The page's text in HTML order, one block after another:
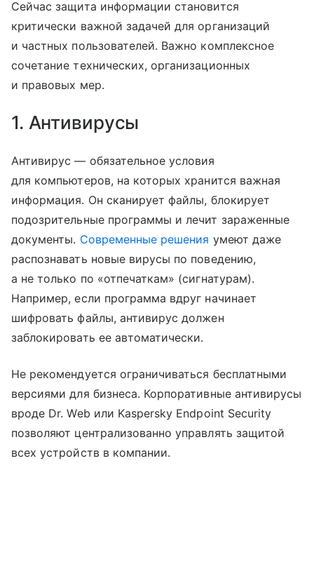
Сейчас защита информации становится
критически важной задачей для организаций
и частных пользователей. Важно комплексное
сочетание технических, организационных
и правовых мер.
1. Антивирусы
Антивирус — обязательное условия
для компьютеров, на которых хранится важная
информация. Он сканирует файлы, блокирует
подозрительные программы и лечит зараженные
документы. Современные решения умеют даже
распознавать новые вирусы по поведению,
а не только по «отпечаткам» (сигнатурам).
Например, если программа вдруг начинает
шифровать файлы, антивирус должен
заблокировать ее автоматически.
Не рекомендуется ограничиваться бесплатными
версиями для бизнеса. Корпоративные антивирусы
вроде Dr. Web или Kaspersky Endpoint Security
позволяют централизованно управлять защитой
всех устройств в компании.